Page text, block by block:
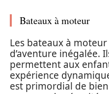
Bateaux à moteur
Les bateaux à
d’aventure inégalée.
permettent aux
expérience
est primordial de